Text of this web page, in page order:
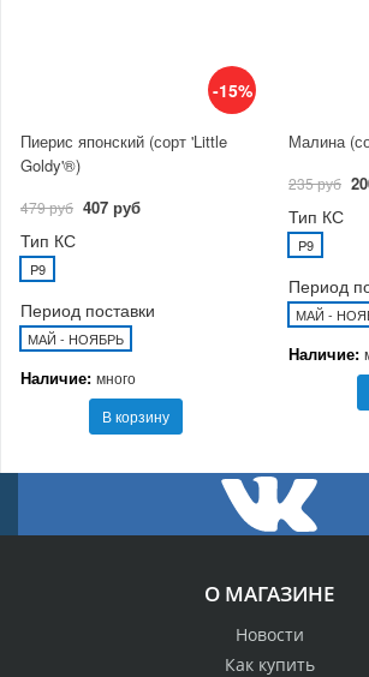
-15%
Пиерис японский (сорт 'Little
Goldy'®)
479 руб 407 руб
Тип КС
P9
Период поставки
МАЙ - НОЯБРЬ
Наличие: много
В корзину
Малина
235 руб
Тип КС
P9
Период
МАЙ -
Наличие:
О МАГАЗИНЕ
Новости
Как купить